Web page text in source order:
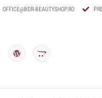
OFFICE@BDR-BEAUTYSHOP.RO